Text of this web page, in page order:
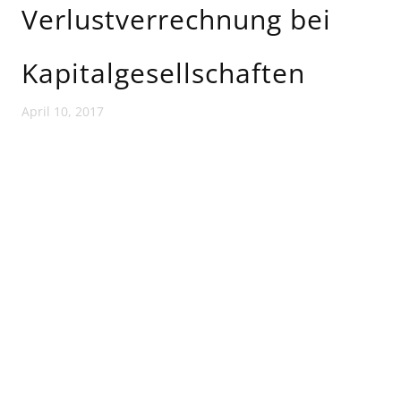
Verlustverrechnung bei
Kapitalgesellschaften
April 10, 2017